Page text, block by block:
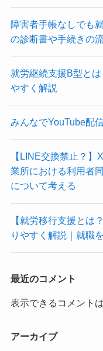
障害者手帳なしでも
の診断書や手続きの
就労継続支援B型と
やすく解説
みんなでYouTube配
【LINE交換禁止？
業所における利用者
について考える
【就労移行支援とは
りやすく解説｜就職
最近のコメント
表示できるコメント
アーカイブ